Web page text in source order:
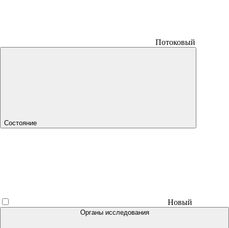
Потоковый
Состояние
Новый
Органы исследования